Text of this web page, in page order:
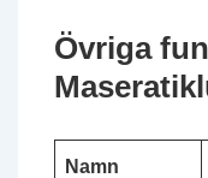
Övriga
Namn